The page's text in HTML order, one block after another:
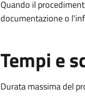
Quando il
documentazione o
Tempi e
Durata massima del